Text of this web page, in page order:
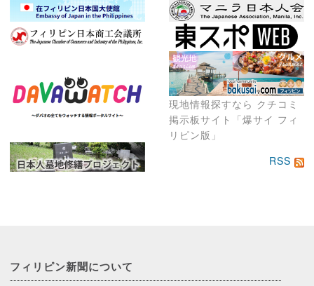
現地情報探すなら クチコミ
掲示板サイト「爆サイ フィ
リピン版」
RSS
フィリピン新聞について